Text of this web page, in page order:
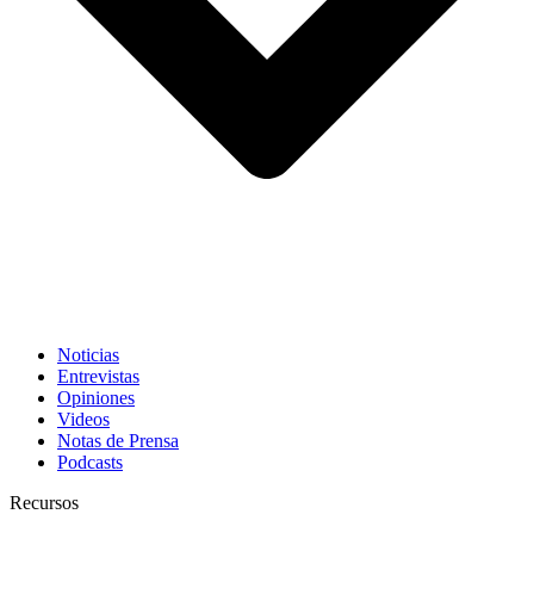
Noticias
Entrevistas
Opiniones
Videos
Notas de Prensa
Podcasts
Recursos